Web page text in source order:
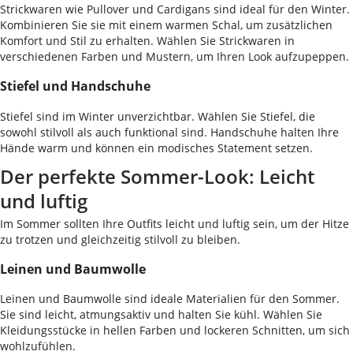
Strickwaren wie Pullover und Cardigans sind ideal für den Winter.
Kombinieren Sie sie mit einem warmen Schal, um zusätzlichen
Komfort und Stil zu erhalten. Wählen Sie Strickwaren in
verschiedenen Farben und Mustern, um Ihren Look aufzupeppen.
Stiefel und Handschuhe
Stiefel sind im Winter unverzichtbar. Wählen Sie Stiefel, die
sowohl stilvoll als auch funktional sind. Handschuhe halten Ihre
Hände warm und können ein modisches Statement setzen.
Der perfekte Sommer-Look: Leicht
und luftig
Im Sommer sollten Ihre Outfits leicht und luftig sein, um der Hitze
zu trotzen und gleichzeitig stilvoll zu bleiben.
Leinen und Baumwolle
Leinen und Baumwolle sind ideale Materialien für den Sommer.
Sie sind leicht, atmungsaktiv und halten Sie kühl. Wählen Sie
Kleidungsstücke in hellen Farben und lockeren Schnitten, um sich
wohlzufühlen.